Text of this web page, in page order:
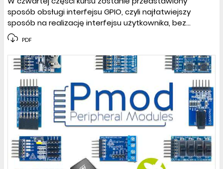
sposób obsługi interfejsu GPIO, czyli najłatwiejszy
sposób na realizację interfejsu użytkownika, bez...
PDF